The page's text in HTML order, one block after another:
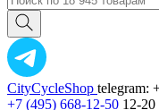
CityCycleShop telegram:
+7 (495) 668-12-50 12-